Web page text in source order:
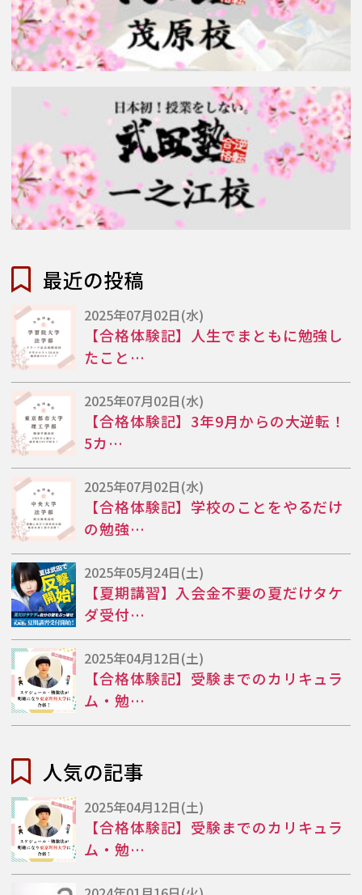
最近の投稿
2025年07月02日(水)
【合格体験記】人生でまともに勉強し
たこと…
2025年07月02日(水)
【合格体験記】3年9月からの大逆転！
5カ…
2025年07月02日(水)
【合格体験記】学校のことをやるだけ
の勉強…
2025年05月24日(土)
【夏期講習】入会金不要の夏だけタケ
ダ受付…
2025年04月12日(土)
【合格体験記】受験までのカリキュラ
ム・勉…
人気の記事
2025年04月12日(土)
【合格体験記】受験までのカリキュラ
ム・勉…